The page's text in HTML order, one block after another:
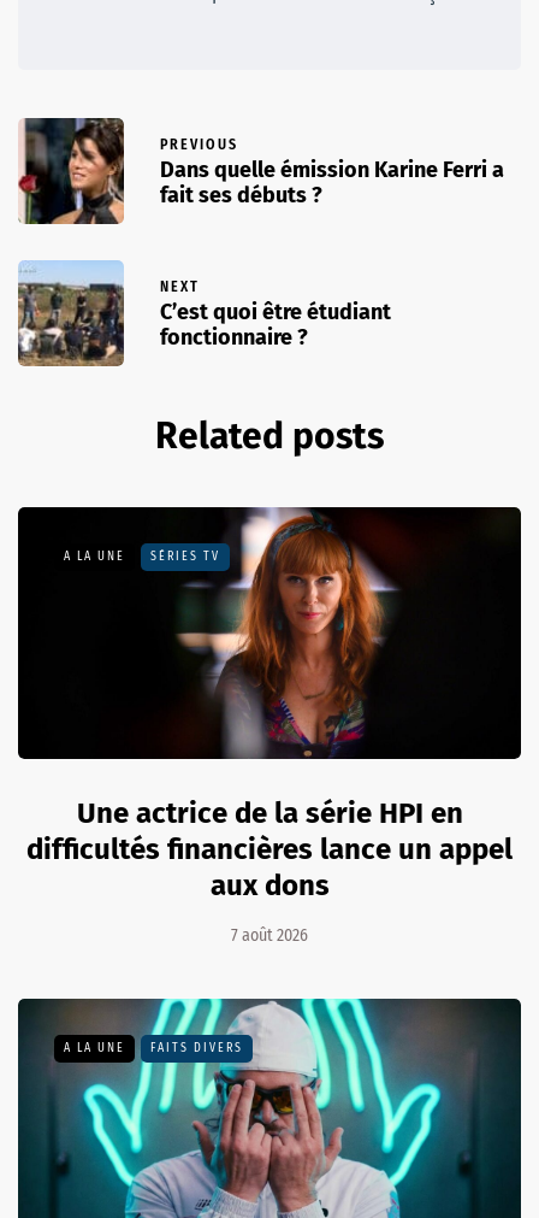
PREVIOUS
Dans quelle émission Karine Ferri a
fait ses débuts ?
NEXT
C’est quoi être étudiant
fonctionnaire ?
Related posts
A LA UNE SÉRIES TV
Une actrice de la série HPI en
difficultés financières lance un appel
aux dons
7 août 2026
A LA UNE FAITS DIVERS